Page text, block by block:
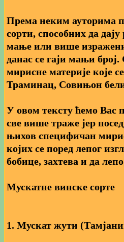
Према неким ауторима
сорти, способних да
мање или више
данас се гаји мањи
мирисне материје које
Траминац, Совињон
У овом тексту ћемо Вас
све више траже јер
њихов специфичан
којих се поред лепог
бобице, захтева и да
Мускатне винске сорте
1. Мускат жути